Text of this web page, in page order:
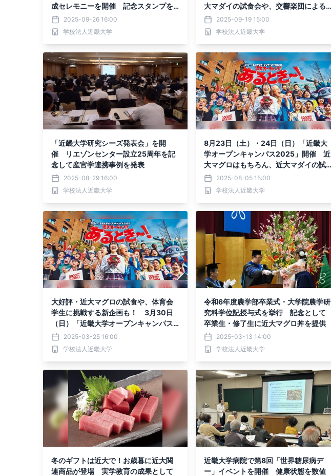
成セレモニーを開催 記念スタンプを
設置2025-09-26 16:00
学校法人近畿大学
大マダイの試食会や、交響楽団による
特別公演も！
2025-09-19 15:00
学校法人近畿大学
「近畿大学研究シーズ発表会」を開
催 リエゾンセンター設立25周年を記
念して産官学連携事例を発表
2025-08-29 16:00
学校法人近畿大学
8月23日（土）・24日（日）「近畿大
学オープンキャンパス2025」開催 近
大マグロはもちろん、近大マダイの試
食会も！2025-08-05 15:00
学校法人近畿大学
大好評・近大マグロの試食や、体育会
学生に挑戦する新企画も！ 3月30日
（日）「近畿大学オープンキャンパス2
025」開催
2025-03-25 16:00
学校法人近畿大学
令和6年度農学部卒業式・大学院農学研
究科学位記授与式を挙行 記念として
卒業生・修了生に近大マグロ丼を提供
2025-03-13 14:00
学校法人近畿大学
冬のギフトは近大で！お歳暮に近大関
連商品が登場 実学教育の成果として
近畿大学病院で第8回「世界糖尿病デ
ー」イベントを開催 健康状態を数値